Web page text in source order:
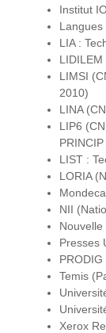
Institut
LIA :
LIMSI
2010)
LINA
LIP6
LIST :
LORIA
NII
Presses
Temis
Xerox